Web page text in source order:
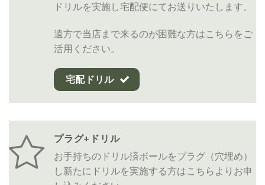
ドリルを実施し宅配便にてお送りいたします。
遠方で当店まで来るのが困難な方はこちらをご
活用ください。
宅配ドリル
プラグ+ドリル
お手持ちのドリル済ボールをプラグ（穴埋め）
し新たにドリルを実施する方はこちらよりお申